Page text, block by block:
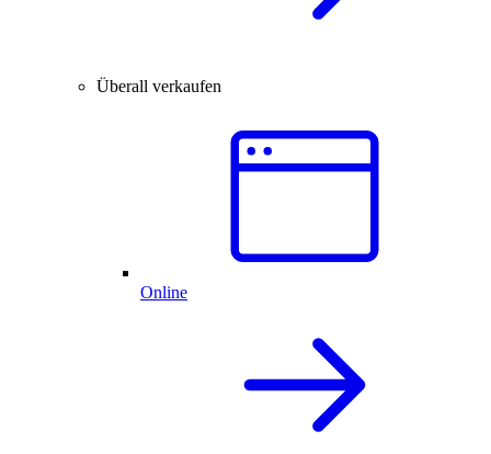
Überall verkaufen
Online